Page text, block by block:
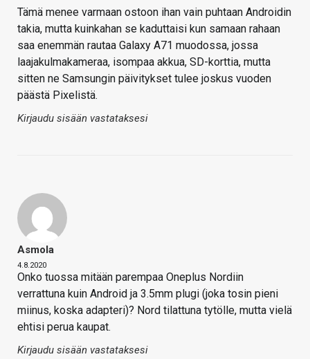
Tämä menee varmaan ostoon ihan vain puhtaan Androidin
takia, mutta kuinkahan se kaduttaisi kun samaan rahaan
saa enemmän rautaa Galaxy A71 muodossa, jossa
laajakulmakameraa, isompaa akkua, SD-korttia, mutta
sitten ne Samsungin päivitykset tulee joskus vuoden
päästä Pixelistä.
Kirjaudu sisään vastataksesi
Asmola
4.8.2020
Onko tuossa mitään parempaa Oneplus Nordiin
verrattuna kuin Android ja 3.5mm plugi (joka tosin pieni
miinus, koska adapteri)? Nord tilattuna tytölle, mutta vielä
ehtisi perua kaupat.
Kirjaudu sisään vastataksesi